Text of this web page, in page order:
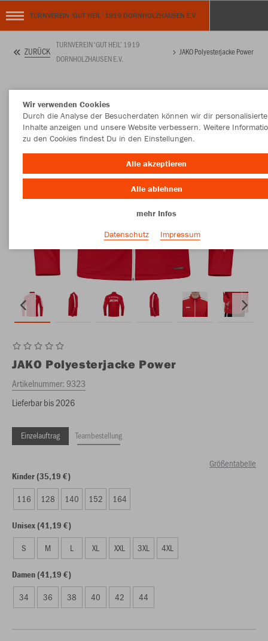
TURNVEREIN ‘GUT HEIL’ 1919 DORNHOLZHAUSEN E.V.
ZURÜCK
TURNVEREIN ‘GUT HEIL’ 1919
DORNHOLZHAUSEN E.V.
JAKO Polyesterjacke Power
JAKO Polyesterjacke Power
Artikelnummer:9323
Lieferbar bis 2026
Einzelauftrag Teambestellung
Größentabelle
Kinder (35,19 €)
116 128 140 152 164
Unisex (41,19 €)
S M L XL XXL 3XL 4XL
Damen (41,19 €)
34 36 38 40 42 44
Wir verwenden Cookies
Durch die Analyse der Besucherdaten können wir dir personalisierte
Inhalte anzeigen und unsere Website verbessern. Weitere
zu den Cookies findest Du in den Einstellungen.
Alle akzeptieren
Alle ablehnen
mehr Infos
Datenschutz
Impressum